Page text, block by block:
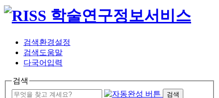
검색환경설정
검색도움말
다국어입력
검색
검색